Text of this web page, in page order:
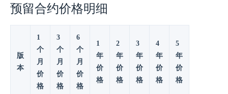
预留合约价格明细
版
本
1
个
月
价
格
3
个
月
价
格
6
个
月
价
格
1
年
价
格
2
年
价
格
3
年
价
格
4
年
价
格
5
年
价
格